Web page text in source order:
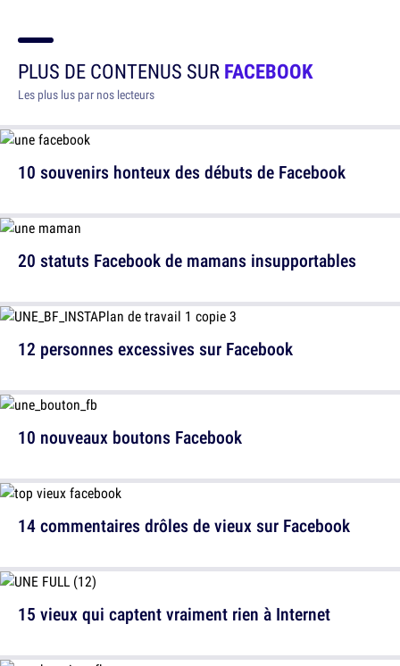
PLUS DE CONTENUS SURFACEBOOK
Les plus lus par nos lecteurs
10 souvenirs honteux des débuts de Facebook
12 personnes excessives sur Facebook
14 commentaires drôles de vieux sur Facebook
20 statuts Facebook de mamans insupportables
10 nouveaux boutons Facebook
15 vieux qui captent vraiment rien à Internet